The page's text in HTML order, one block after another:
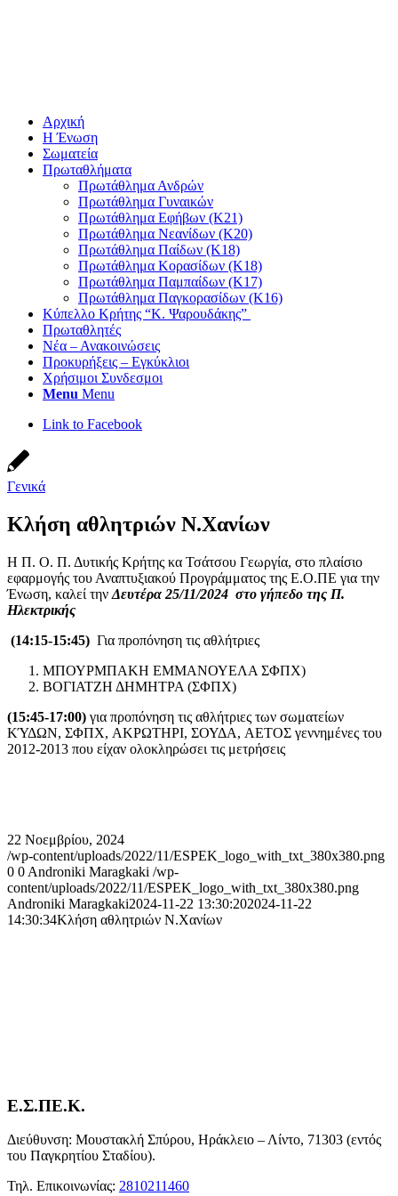
Αρχική
Η Ένωση
Σωματεία
Πρωταθλήματα
Πρωτάθλημα Ανδρών
Πρωτάθλημα Γυναικών
Πρωτάθλημα Εφήβων (Κ21)
Πρωτάθλημα Νεανίδων (Κ20)
Πρωτάθλημα Παίδων (Κ18)
Πρωτάθλημα Κορασίδων (Κ18)
Πρωτάθλημα Παμπαίδων (Κ17)
Πρωτάθλημα Παγκορασίδων (Κ16)
Κύπελλο Κρήτης “Κ. Ψαρουδάκης”
Πρωταθλητές
Νέα – Ανακοινώσεις
Προκυρήξεις – Εγκύκλιοι
Χρήσιμοι Συνδεσμοι
Menu Menu
Link to Facebook
Γενικά
Κλήση αθλητριών Ν.Χανίων
Η Π. Ο. Π. Δυτικής Κρήτης κα Τσάτσου Γεωργία, στο πλαίσιο
εφαρμογής του Αναπτυξιακού Προγράμματος της Ε.Ο.ΠΕ για την
Ένωση, καλεί την Δευτέρα 25/11/2024 στο γήπεδο της Π.
Ηλεκτρικής
(14:15-15:45) Για προπόνηση τις αθλήτριες
ΜΠΟΥΡΜΠΑΚΗ ΕΜΜΑΝΟΥΕΛΑ ΣΦΠΧ)
ΒΟΓΙΑΤΖΗ ΔΗΜΗΤΡΑ (ΣΦΠΧ)
(15:45-17:00) για προπόνηση τις αθλήτριες των σωματείων
ΚΎΔΩΝ, ΣΦΠΧ, ΑΚΡΩΤΗΡΙ, ΣΟΥΔΑ, ΑΕΤΟΣ γεννημένες του
2012-2013 που είχαν ολοκληρώσει τις μετρήσεις
22 Νοεμβρίου, 2024
/wp-content/uploads/2022/11/ESPEK_logo_with_txt_380x380.png
0 0 Androniki Maragkaki /wp-
content/uploads/2022/11/ESPEK_logo_with_txt_380x380.png
Androniki Maragkaki2024-11-22 13:30:202024-11-22
14:30:34Κλήση αθλητριών Ν.Χανίων
Ε.Σ.ΠΕ.Κ.
Διεύθυνση: Μουστακλή Σπύρου, Ηράκλειο – Λίντο, 71303 (εντός
του Παγκρητίου Σταδίου).
Τηλ. Επικοινωνίας: 2810211460